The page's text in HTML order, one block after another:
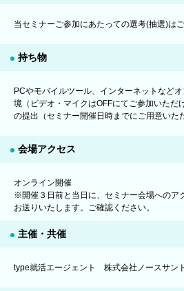
当セミナーご参加にあたっての選考(抽選)はご
持ち物
PCやモバイルツール、インターネットなど
境（ビデオ・マイクはOFFにてご参加いただ
の提出（セミナー開催日時までにご用意いた
会場アクセス
オンライン開催
※開催３日前と当日に、セミナー会場へのア
お送りいたします。ご確認ください。
主催・共催
type就活エージェント 株式会社ノースサン